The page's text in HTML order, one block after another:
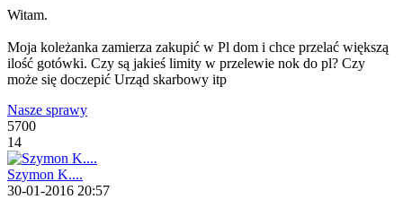
Witam.
Moja koleżanka zamierza zakupić w Pl dom i chce przelać większą
ilość gotówki. Czy są jakieś limity w przelewie nok do pl? Czy
może się doczepić Urząd skarbowy itp
Nasze sprawy
5700
14
Szymon K....
30-01-2016 20:57